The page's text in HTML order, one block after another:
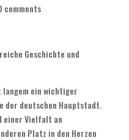
comments
Geschichte und
ein wichtiger
der deutschen Hauptstadt.
einer Vielfalt an
Platz in den Herzen